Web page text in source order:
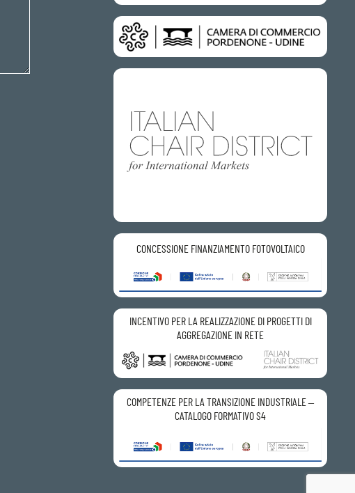
CONCESSIONE FINANZIAMENTO FOTOVOLTAICO
INCENTIVO PER LA REALIZZAZIONE DI PROGETTI DI
AGGREGAZIONE IN RETE
COMPETENZE PER LA TRANSIZIONE INDUSTRIALE –
CATALOGO FORMATIVO S4